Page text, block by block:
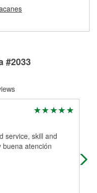
de Préstamo de
determinar si pueden
tambores o discos no
tu reparación.
#2033
service, skill and
buena atención